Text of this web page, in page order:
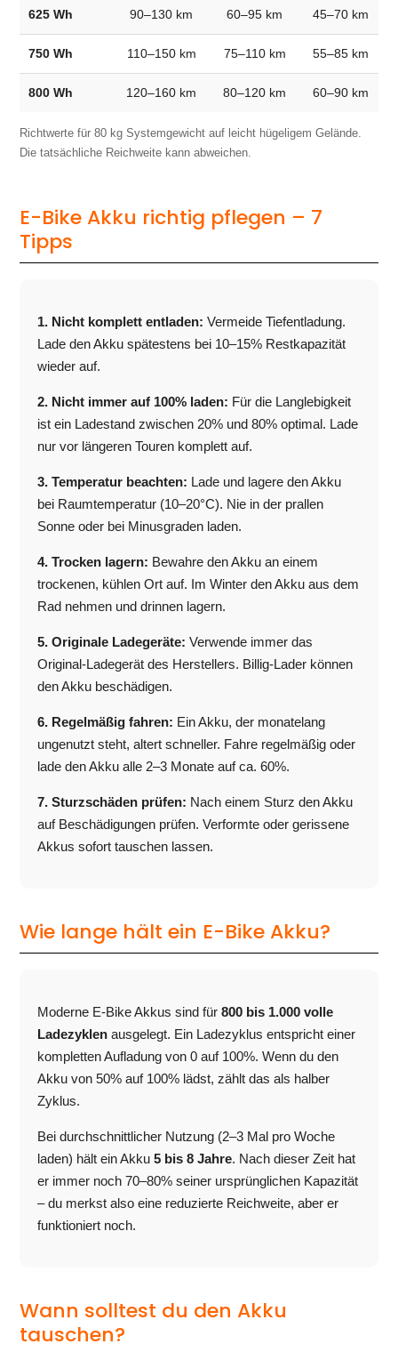
625 Wh 90–130 km 60–95 km 45–70 km
750 Wh 110–150 km 75–110 km 55–85 km
800 Wh 120–160 km 80–120 km 60–90 km
Richtwerte für 80 kg Systemgewicht auf leicht hügeligem Gelände.
Die tatsächliche Reichweite kann abweichen.
E-Bike Akku richtig pflegen – 7
Tipps
1. Nicht komplett entladen: Vermeide Tiefentladung.
Lade den Akku spätestens bei 10–15% Restkapazität
wieder auf.
2. Nicht immer auf 100% laden: Für die Langlebigkeit
ist ein Ladestand zwischen 20% und 80% optimal. Lade
nur vor längeren Touren komplett auf.
3. Temperatur beachten: Lade und lagere den Akku
bei Raumtemperatur (10–20°C). Nie in der prallen
Sonne oder bei Minusgraden laden.
4. Trocken lagern: Bewahre den Akku an einem
trockenen, kühlen Ort auf. Im Winter den Akku aus dem
Rad nehmen und drinnen lagern.
5. Originale Ladegeräte: Verwende immer das
Original-Ladegerät des Herstellers. Billig-Lader können
den Akku beschädigen.
6. Regelmäßig fahren: Ein Akku, der monatelang
ungenutzt steht, altert schneller. Fahre regelmäßig oder
lade den Akku alle 2–3 Monate auf ca. 60%.
7. Sturzschäden prüfen: Nach einem Sturz den Akku
auf Beschädigungen prüfen. Verformte oder gerissene
Akkus sofort tauschen lassen.
Wie lange hält ein E-Bike Akku?
Moderne E-Bike Akkus sind für800 bis 1.000 volle
Ladezyklen ausgelegt. Ein Ladezyklus entspricht einer
kompletten Aufladung von 0 auf 100%. Wenn du den
Akku von 50% auf 100% lädst, zählt das als halber
Zyklus.
Bei durchschnittlicher Nutzung (2–3 Mal pro Woche
laden) hält ein Akku5 bis 8 Jahre. Nach dieser Zeit hat
er immer noch 70–80% seiner ursprünglichen Kapazität
– du merkst also eine reduzierte Reichweite, aber er
funktioniert noch.
Wann solltest du den Akku
tauschen?